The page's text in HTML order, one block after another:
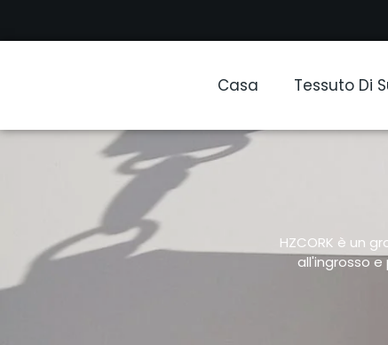
Casa Tessuto Di
HZCORK è un
all'ingrosso